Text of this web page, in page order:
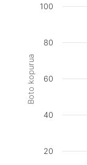
Boto kopurua
20
40
60
80
100